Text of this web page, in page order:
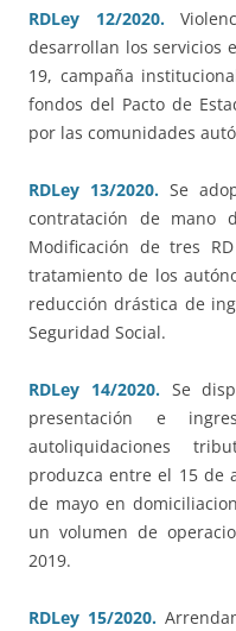
RDLey 12/2020.
desarrollan los servicios
19, campaña
fondos del Pacto de
por las comunidades
RDLey 13/2020. Se
contratación de mano
Modificación de tres
tratamiento de los
reducción drástica de
Seguridad Social.
RDLey 14/2020. Se
presentación e
autoliquidaciones
produzca entre el 15 de
de mayo en
un volumen de
2019.
RDLey 15/2020.